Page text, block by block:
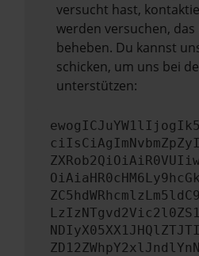
versucht hast,
werden versuchen, das
beheben. Du kannst
schicken, um uns bei
unterstützen: